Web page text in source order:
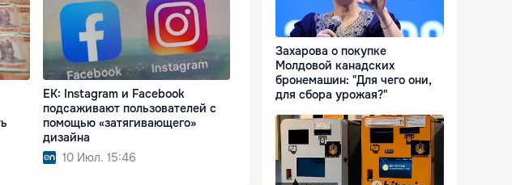
ЕК: Instagram и Facebook
подсаживают пользователей с
помощью «затягивающего»
дизайна
10 Июл. 15:46
Захарова о покупке
Молдовой канадских
бронемашин: "Для чего они,
для сбора урожая?"